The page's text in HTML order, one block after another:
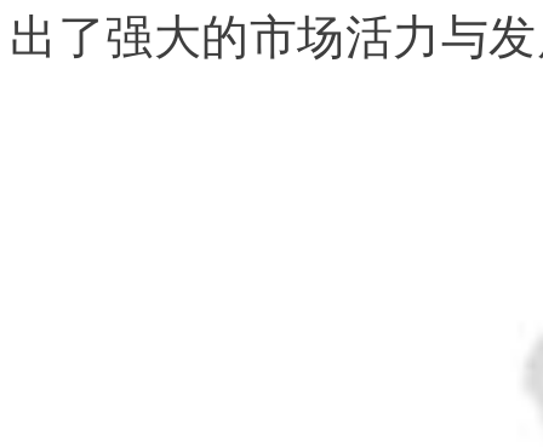
出了强大的市场活力与